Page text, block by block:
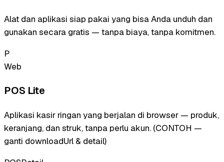
Alat dan aplikasi siap pakai yang bisa Anda unduh dan
gunakan secara gratis — tanpa biaya, tanpa komitmen.
P
Web
POS Lite
Aplikasi kasir ringan yang berjalan di browser — produk,
keranjang, dan struk, tanpa perlu akun. (CONTOH —
ganti downloadUrl & detail)